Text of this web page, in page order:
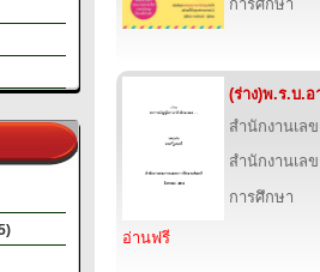
การศึกษา
(ร่าง)พ.ร.บ.
สำนักงานเล
สำนักงานเล
การศึกษา
อ่านฟรี